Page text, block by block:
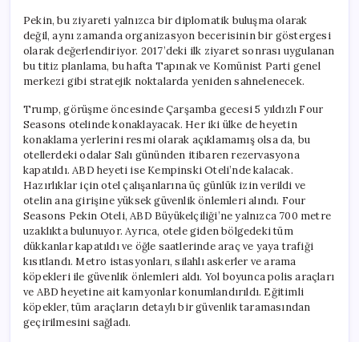
Pekin, bu ziyareti yalnızca bir diplomatik buluşma olarak
değil, aynı zamanda organizasyon becerisinin bir göstergesi
olarak değerlendiriyor. 2017’deki ilk ziyaret sonrası uygulanan
bu titiz planlama, bu hafta Tapınak ve Komünist Parti genel
merkezi gibi stratejik noktalarda yeniden sahnelenecek.
Trump, görüşme öncesinde Çarşamba gecesi 5 yıldızlı Four
Seasons otelinde konaklayacak. Her iki ülke de heyetin
konaklama yerlerini resmi olarak açıklamamış olsa da, bu
otellerdeki odalar Salı gününden itibaren rezervasyona
kapatıldı. ABD heyeti ise Kempinski Oteli’nde kalacak.
Hazırlıklar için otel çalışanlarına üç günlük izin verildi ve
otelin ana girişine yüksek güvenlik önlemleri alındı. Four
Seasons Pekin Oteli, ABD Büyükelçiliği’ne yalnızca 700 metre
uzaklıkta bulunuyor. Ayrıca, otele giden bölgedeki tüm
dükkanlar kapatıldı ve öğle saatlerinde araç ve yaya trafiği
kısıtlandı. Metro istasyonları, silahlı askerler ve arama
köpekleri ile güvenlik önlemleri aldı. Yol boyunca polis araçları
ve ABD heyetine ait kamyonlar konumlandırıldı. Eğitimli
köpekler, tüm araçların detaylı bir güvenlik taramasından
geçirilmesini sağladı.